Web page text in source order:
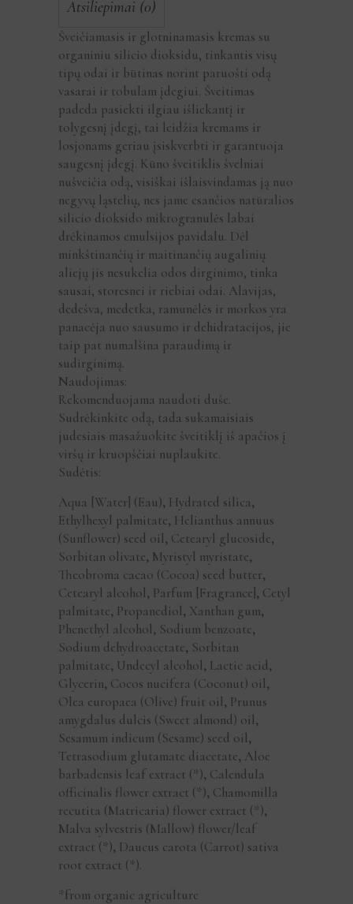
Atsiliepimai (0)
Šveičiamasis ir glotninamasis kremas su
organiniu silicio dioksidu, tinkantis visų
tipų odai ir būtinas norint paruošti odą
vasarai ir tobulam įdegiui. Šveitimas
padeda pasiekti ilgiau išliekantį ir
tolygesnį įdegį, tai leidžia kremams ir
losjonams geriau įsiskverbti ir garantuoja
saugesnį įdegį. Kūno šveitiklis švelniai
nušveičia odą, visiškai išlaisvindamas ją nuo
negyvų ląstelių, nes jame esančios natūralios
silicio dioksido mikrogranulės labai
drėkinamos emulsijos pavidalu. Dėl
minkštinančių ir maitinančių augalinių
aliejų jis nesukelia odos dirginimo, tinka
sausai, storesnei ir riebiai odai. Alavijas,
dedešva, medetka, ramunėlės ir morkos yra
panacėja nuo sausumo ir dehidratacijos, jie
taip pat numalšina paraudimą ir
sudirginimą.
Naudojimas:
Rekomenduojama naudoti duše.
Sudrėkinkite odą, tada sukamaisiais
judesiais masažuokite šveitiklį iš apačios į
viršų ir kruopščiai nuplaukite.
Sudėtis:
Aqua [Water] (Eau), Hydrated silica,
Ethylhexyl palmitate, Helianthus annuus
(Sunflower) seed oil , Cetearyl glucoside,
Sorbitan olivate, Myristyl myristate,
Theobroma cacao (Cocoa) seed butter,
Cetearyl alcohol , Parfum [Fragrance] , Cetyl
palmitate, Propanediol , Xanthan gum,
Phenethyl alcohol , Sodium benzoate,
Sodium dehydroacetate, Sorbitan
palmitate, Undecyl alcohol , Lactic acid,
Glycerin, Cocos nucifera (Coconut) oil ,
Olea europaea (Olive) fruit oil , Prunus
amygdalus dulcis (Sweet almond) oil ,
Sesamum indicum (Sesame) seed oil ,
Tetrasodium glutamate diacetate, Aloe
barbadensis leaf extract (*), Calendula
officinalis flower extract (*), Chamomilla
recutita (Matricaria) flower extract (*),
Malva sylvestris (Mallow) flower/leaf
extract (*), Daucus carota (Carrot) sativa
root extract (*).
*from organic agriculture